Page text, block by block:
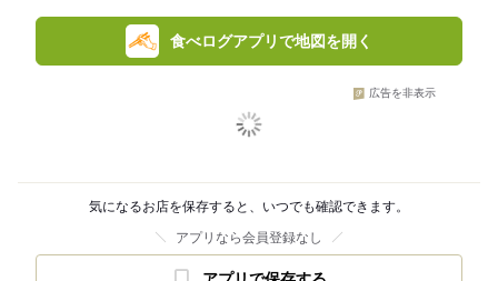
食べログアプリで地図を開く
広告を非表示
気になるお店を保存すると、いつでも確認できます。
アプリなら会員登録なし